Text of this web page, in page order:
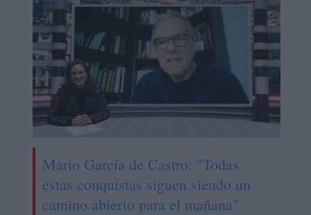
Mario García de Castro: "Todas
estas conquistas siguen siendo un
camino abierto para el mañana"